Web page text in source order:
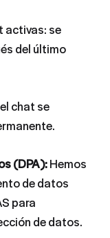
activas: se
del último
chat se
(DPA):Hemos
de datos
para
de datos.